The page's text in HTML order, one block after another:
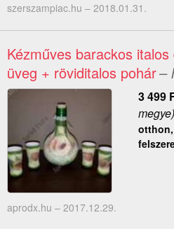
szerszampiac.hu – 2018.01.31.
Kézműves barackos
üveg + röviditalos pohár–
3 499
megye)
aprodx.hu – 2017.12.29.